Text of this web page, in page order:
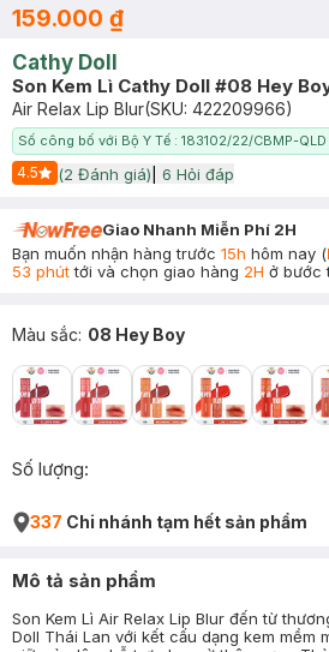
159.000 ₫
Cathy Doll
Son Kem Lì Cathy Doll #08 Hey
Air Relax Lip Blur(SKU: 422209966)
Số công bố với Bộ Y Tế : 183102/22/CBMP-QLD
4.5
Start Icon
(2 Đánh giá) 6 Hỏi đáp
Giao Nhanh Miễn Phí 2H
Bạn muốn nhận hàng trước 15h hôm nay (
53 phúttới và chọn giao hàng 2H ở bước
Màu sắc: 08 Hey Boy
Số lượng:
337 Chi nhánh tạm hết sản phẩm
Mô tả sản phẩm
Son Kem Lì Air Relax Lip Blur đến từ
Doll Thái Lan với kết cấu dạng kem mềm